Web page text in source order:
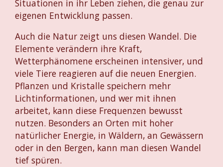
Situationen in ihr Leben ziehen, die genau zur
eigenen Entwicklung passen.
Auch die Natur zeigt uns diesen Wandel. Die
Elemente verändern ihre Kraft,
Wetterphänomene erscheinen intensiver, und
viele Tiere reagieren auf die neuen Energien.
Pflanzen und Kristalle speichern mehr
Lichtinformationen, und wer mit ihnen
arbeitet, kann diese Frequenzen bewusst
nutzen. Besonders an Orten mit hoher
natürlicher Energie, in Wäldern, an Gewässern
oder in den Bergen, kann man diesen Wandel
tief spüren.